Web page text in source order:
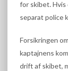
for skibet. Hvis
separat police
Forsikringen
kaptajnens
drift af skibet,